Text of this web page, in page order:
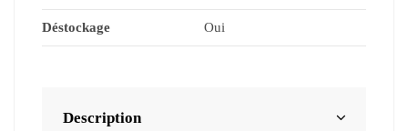
Déstockage Oui
Description